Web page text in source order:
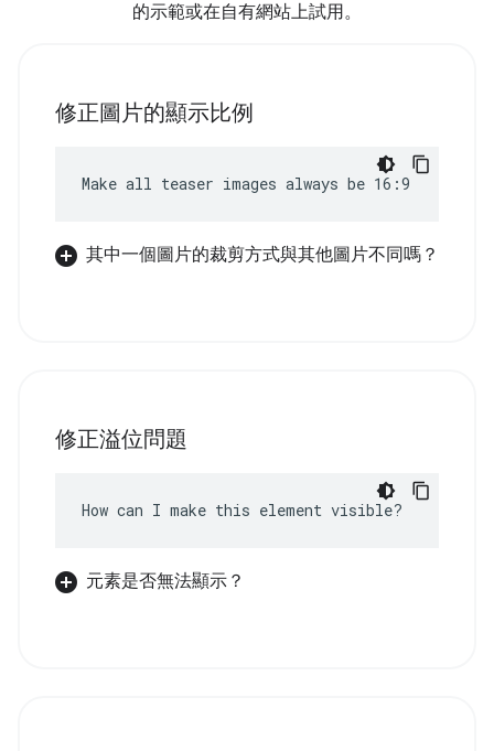
的示範或在自有網站上試用。
修正圖片的顯示比例
Make all teaser images always be 16:9
其中一個圖片的裁剪方式與其他圖片不同嗎？
修正溢位問題
How can I make this element visible?
元素是否無法顯示？